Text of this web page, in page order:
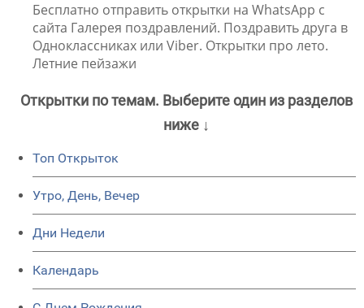
Бесплатно отправить открытки на WhatsApp с
сайта Галерея поздравлений. Поздравить друга в
Одноклассниках или Viber. Открытки про лето.
Летние пейзажи
Открытки по темам. Выберите один из разделов
ниже ↓
Топ Открыток
Утро, День, Вечер
Дни Недели
Календарь